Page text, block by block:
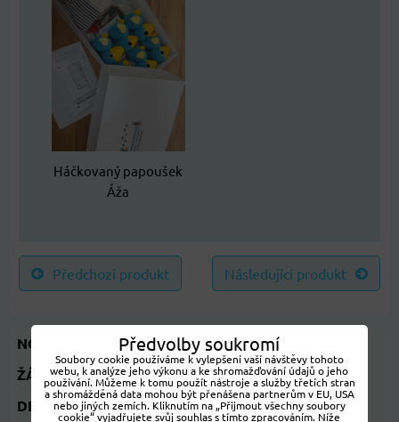
Háčkovaný papoušek
Áža
Předchozí produkt Následující produkt
NOVINKY 2026
ŽÁKOVSKÁ KNÍŽKA
DEN STROMŮ 20.ŘÍJNA
Předvolby soukromí
Soubory cookie používáme k vylepšení vaší návštěvy tohoto
webu, k analýze jeho výkonu a ke shromažďování údajů o jeho
používání. Můžeme k tomu použít nástroje a služby třetích stran
a shromážděná data mohou být přenášena partnerům v EU, USA
nebo jiných zemích. Kliknutím na „Přijmout všechny soubory
cookie“ vyjadřujete svůj souhlas s tímto zpracováním. Níže